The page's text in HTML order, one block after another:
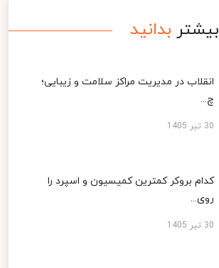
بیشتر بدانید
انقلاب در مدیریت مراکز سلامت و زیبایی؛
چ...
30 تیر 1405
کدام بروکر کمترین کمیسیون و اسپرد را
روی...
30 تیر 1405